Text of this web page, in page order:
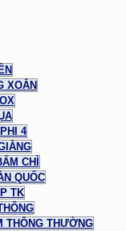
XOẮN
4
CHÌ
QUỐC
TK
THÔNG THƯỜNG